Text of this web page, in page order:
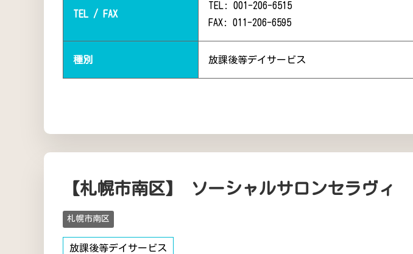
TEL / FAX
TEL: 001-206-6515
FAX: 011-206-6595
種別 放課後等デイサービス
【札幌市南区】 ソーシャルサロンセラヴィ
札幌市南区
放課後等デイサービス